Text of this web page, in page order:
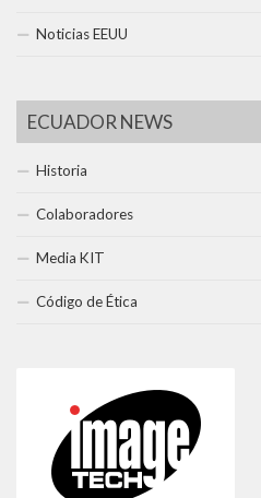
Noticias EEUU
ECUADOR NEWS
Historia
Colaboradores
Media KIT
Código de Ética